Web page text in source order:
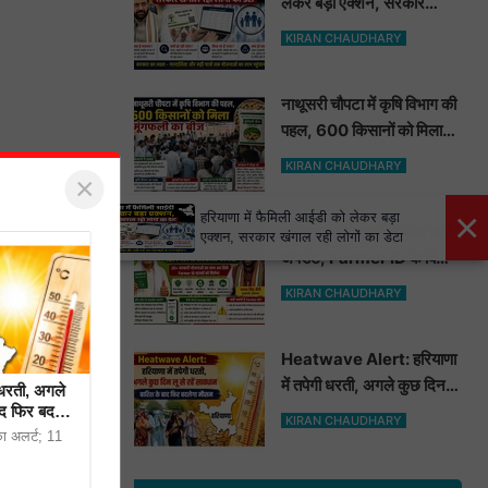
खराब
होना
के
खंगाल रही लोगों का डेटा
KIRAN CHAUDHARY
नाथूसरी चौपटा में कृषि विभाग की
पहल, 600 किसानों को मिला
मूंगफली का बीज
KIRAN CHAUDHARY
हरियाणा के किसानों के लिए बड़ी
अपडेट, Farmer ID के बिना
नहीं मिलेगा सरकारी फायदा
KIRAN CHAUDHARY
Heatwave Alert: हरियाणा
में तपेगी धरती, अगले कुछ दिन लू
से रहें सावधान. बारिश के बाद
KIRAN CHAUDHARY
×
हरियाणा में फैमिली आईडी को लेकर बड़ा
एक्शन, सरकार खंगाल रही लोगों का डेटा
×
अगले
बदलेगा
अलर्ट; 11